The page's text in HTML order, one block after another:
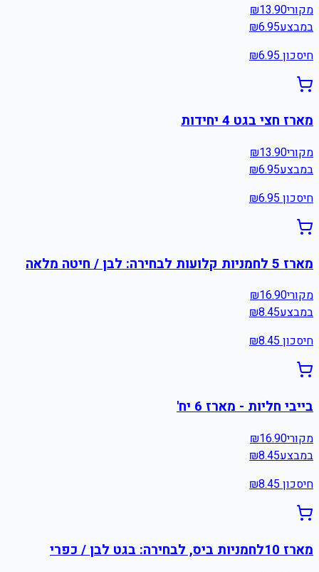
מקורי ₪13.90
במבצע
₪6.95
חיסכון ₪6.95
מארז חצי בגט 4 יחידות
מקורי ₪13.90
במבצע
₪6.95
חיסכון ₪6.95
מארז 5 לחמניות קלועות לבחירה: לבן / חיטה מלאה
מקורי ₪16.90
במבצע
₪8.45
חיסכון ₪8.45
בייבי חליות - מארז 6 יח'
מקורי ₪16.90
במבצע
₪8.45
חיסכון ₪8.45
מארז 10לחמניות ביס, לבחירה: בגט לבן / כפרי